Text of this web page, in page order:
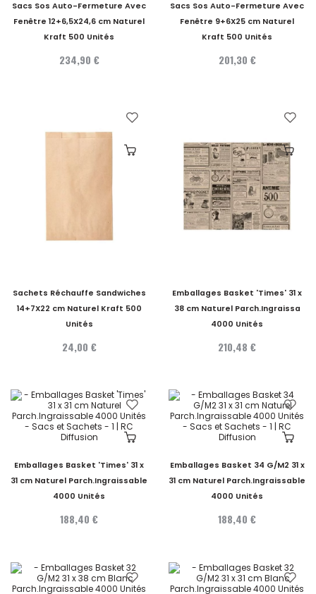
Sacs Sos Auto-Fermeture Avec
Fenêtre 12+6,5X24,6 cm Naturel
Kraft 500 Unités
234,90 €
Sacs Sos Auto-Fermeture Avec
Fenêtre 9+6X25 cm Naturel
Kraft 500 Unités
201,30 €
Sachets Réchauffe Sandwiches
14+7X22 cm Naturel Kraft 500
Unités
24,00 €
Emballages Basket 'Times' 31 x
38 cm Naturel Parch.Ingraissa
4000 Unités
210,48 €
Emballages Basket 'Times' 31 x
31 cm Naturel Parch.Ingraissable
4000 Unités
188,40 €
Emballages Basket 34 G/M2 31 x
31 cm Naturel Parch.Ingraissable
4000 Unités
188,40 €